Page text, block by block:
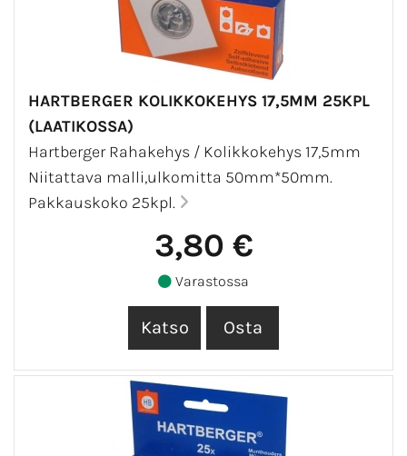
HARTBERGER KOLIKKOKEHYS 17,5MM 25KPL
(LAATIKOSSA)
Hartberger Rahakehys / Kolikkokehys 17,5mm
Niitattava malli,ulkomitta 50mm*50mm.
Pakkauskoko 25kpl.
3,80 €
Varastossa